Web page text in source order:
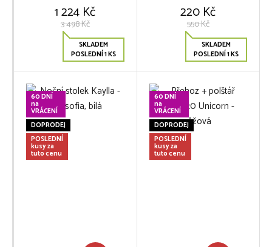
1 224 Kč
3 498 Kč
SKLADEM
POSLEDNÍ 1 KS
220 Kč
550 Kč
SKLADEM
POSLEDNÍ 1 KS
60 DNÍ
na
VRÁCENÍ
DOPRODEJ
POSLEDNÍ
kusy za
tuto cenu
60 DNÍ
na
VRÁCENÍ
DOPRODEJ
POSLEDNÍ
kusy za
tuto cenu